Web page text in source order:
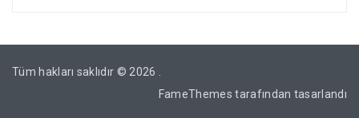
Tüm hakları saklıdır © 2026 .
FameThemes tarafından tasarlandı